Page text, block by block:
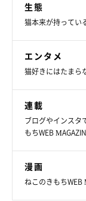
生態
猫本来が持ってい
エンタメ
猫好きにはたまら
連載
ブログやインスタ
もちWEB
漫画
ねこのきもち